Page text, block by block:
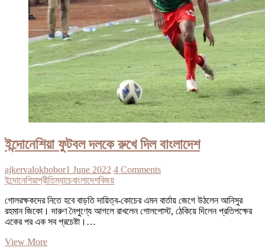
ইন্দোনেশিয়া ফুটবল দলকে রুখে দিল বাংলাদেশ
ajkervalokhobor1 June 2022 4 Comments
ইন্দোনেশিয়াপ্রীতিম্যাচেবাংলাদেশবিজয়
গোলরক্ষকদের নিতে হবে বাড়তি দায়িত্ব-কোচের এমন বার্তায় জেগে উঠলেন আনিসুর
রহমান জিকো। দারুণ নৈপুণ্যে আগলে রাখলেন গোলপোস্ট, ঠেকিয়ে দিলেন প্রতিপক্ষের
একের পর এক সব প্রচেষ্টা।…
View Moreইন্দোনেশিয়া